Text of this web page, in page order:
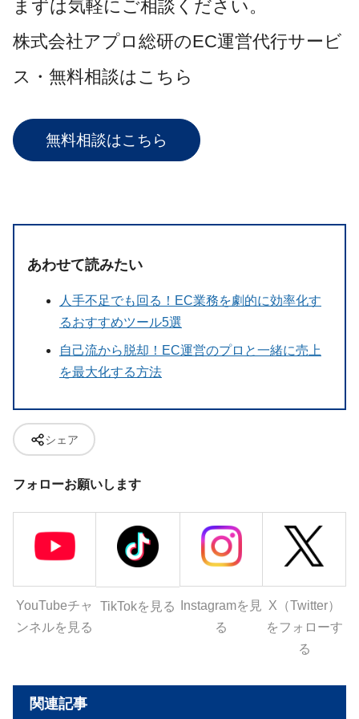
まずは気軽にご相談ください。
株式会社アプロ総研のEC運営代行サービ
ス・無料相談はこちら
無料相談はこちら
あわせて読みたい
人手不足でも回る！EC業務を劇的に効率化す
るおすすめツール5選
自己流から脱却！EC運営のプロと一緒に売上
を最大化する方法
シェア
フォローお願いします
YouTubeチャ
ンネルを見る
TikTokを見る
Instagramを見
る
X（Twitter）
をフォローす
る
関連記事